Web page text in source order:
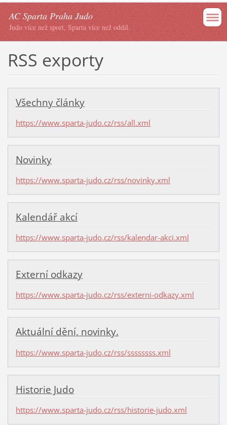
AC Sparta Praha Judo
Judo více než sport, Sparta více než oddíl.
RSS exporty
Všechny články
https://www.sparta-judo.cz/rss/all.xml
Novinky
https://www.sparta-judo.cz/rss/novinky.xml
Kalendář akcí
https://www.sparta-judo.cz/rss/kalendar-akci.xml
Externí odkazy
https://www.sparta-judo.cz/rss/externi-odkazy.xml
Aktuální dění, novinky.
https://www.sparta-judo.cz/rss/ssssssss.xml
Historie Judo
https://www.sparta-judo.cz/rss/historie-judo.xml